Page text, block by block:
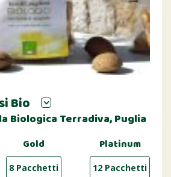
Bio
Biologica Terradiva, Puglia
Gold
8 Pacchetti
Platinum
12 Pacchetti